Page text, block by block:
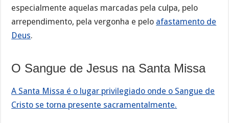
especialmente aquelas marcadas pela culpa, pelo
arrependimento, pela vergonha e pelo afastamento de
Deus.
O Sangue de Jesus na Santa Missa
A Santa Missa é o lugar privilegiado onde o Sangue de
Cristo se torna presente sacramentalmente.